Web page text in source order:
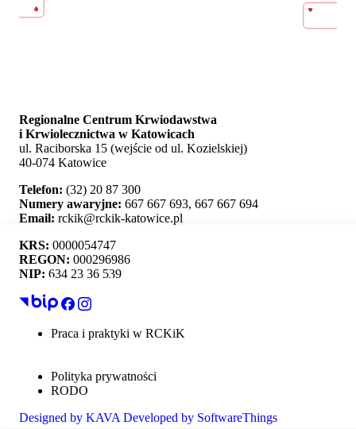
Ta strona używa plików cookie i umożliwia wybór,
Regionalne Centrum Krwiodawstwa
i Krwiolecznictwa w Katowicach
ul. Raciborska 15 (wejście od ul. Kozielskiej)
40-074 Katowice
Telefon: (32) 20 87 300
Numery awaryjne: 667 667 693, 667 667 694
Email: rckik@rckik-katowice.pl
KRS: 0000054747
REGON: 000296986
NIP: 634 23 36 539
Praca i praktyki w RCKiK
Polityka prywatności
RODO
Designed by KAVA Developed by SoftwareThings